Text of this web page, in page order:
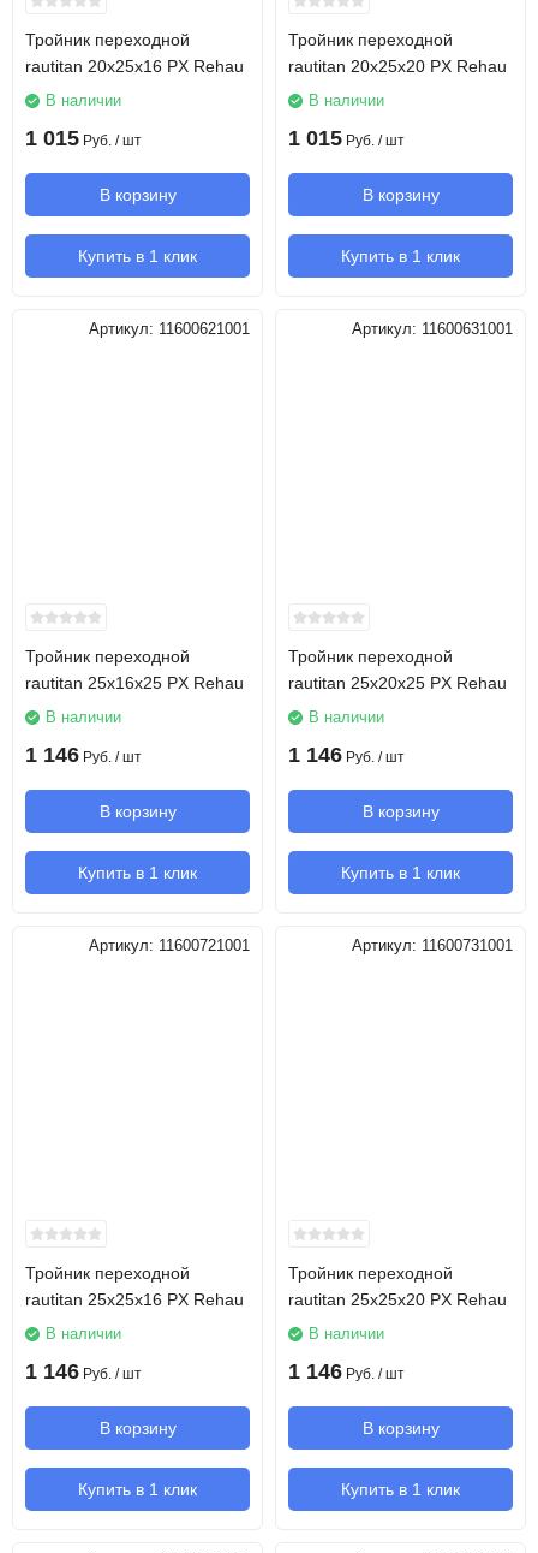
Тройник переходной
rautitan 20х25х16 PX Rehau
В наличии
1 015 Руб. / шт
В корзину
Купить в 1 клик
Тройник переходной
rautitan 20х25х20 PX Rehau
В наличии
1 015 Руб. / шт
В корзину
Купить в 1 клик
Артикул: 11600621001
Тройник переходной
rautitan 25х16х25 PX Rehau
В наличии
1 146 Руб. / шт
В корзину
Купить в 1 клик
Артикул: 11600631001
Тройник переходной
rautitan 25х20х25 PX Rehau
В наличии
1 146 Руб. / шт
В корзину
Купить в 1 клик
Артикул: 11600721001
Тройник переходной
rautitan 25х25х16 PX Rehau
В наличии
1 146 Руб. / шт
В корзину
Купить в 1 клик
Артикул: 11600731001
Тройник переходной
rautitan 25х25х20 PX Rehau
В наличии
1 146 Руб. / шт
В корзину
Купить в 1 клик